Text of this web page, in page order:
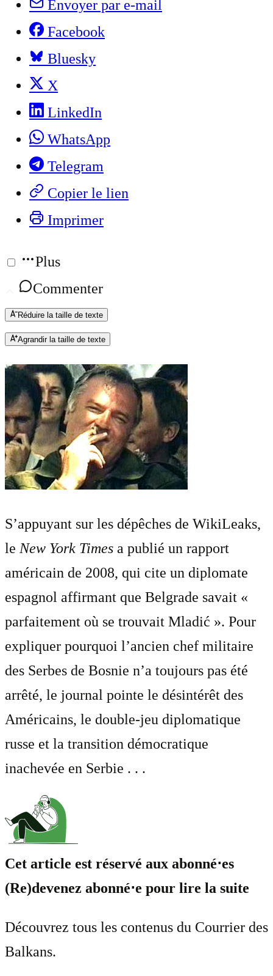
Envoyer par e-mail
Facebook
Bluesky
X
LinkedIn
WhatsApp
Telegram
Copier le lien
Imprimer
Plus
Commenter
Réduire la taille de texte
Agrandir la taille de texte
S’appuyant sur les dépêches de WikiLeaks,
le New York Times a publié un rapport
américain de 2008, qui cite un diplomate
espagnol affirmant que Belgrade savait «
parfaitement où se trouvait Mladić ». Pour
expliquer pourquoi l’ancien chef militaire
des Serbes de Bosnie n’a toujours pas été
arrêté, le journal pointe le désintérêt des
Américains, le double-jeu diplomatique
russe et la transition démocratique
inachevée en Serbie . . .
Cet article est réservé aux abonné⋅es
(Re)devenez abonné⋅e pour lire la suite
Découvrez tous les contenus du Courrier des
Balkans.